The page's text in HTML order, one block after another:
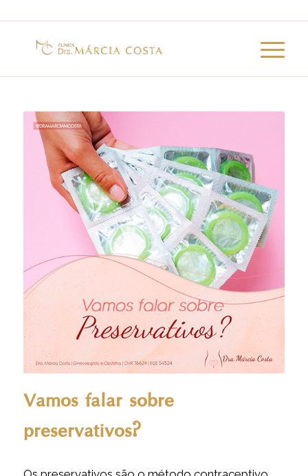
Vamos falar sobre
preservativos?